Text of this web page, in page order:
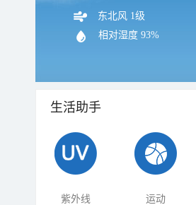
东北风 1级
相对湿度 93%
生活助手
紫外线 运动